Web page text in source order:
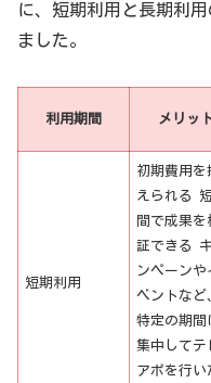
に、短期利用と長期利
ました。
利用期間 メリッ
短期利用
初期費用を
えられる
間で成果を
証できる
ンペーンや
ベントなど
特定の期間
集中してテ
アポを行い